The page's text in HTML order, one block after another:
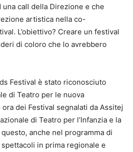
call della Direzione e che
artistica nella co-
L’obiettivo? Creare un festival
di coloro che lo avrebbero
Festival è stato riconosciuto
di Teatro per le nuova
dei Festival segnalati da Assitej
di Teatro per l’Infanzia e la
anche nel programma di
spettacoli in prima regionale e